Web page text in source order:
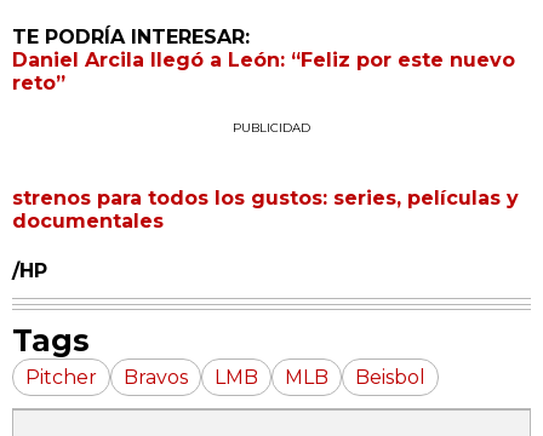
TE PODRÍA INTERESAR:
Daniel Arcila llegó a León: “Feliz por este nuevo
reto”
PUBLICIDAD
strenos para todos los gustos: series, películas y
documentales
/HP
Tags
Pitcher Bravos LMB MLB Beisbol